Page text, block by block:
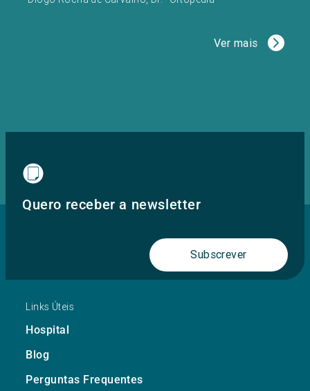
Ver mais
Quero receber a newsletter
Subscrever
Links Úteis
Hospital
Blog
Perguntas Frequentes